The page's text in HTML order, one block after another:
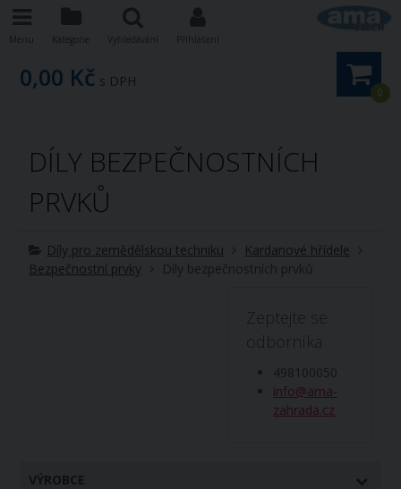
0
0,00 Kč s DPH
DÍLY BEZPEČNOSTNÍCH
PRVKŮ
Díly pro zemědělskou techniku
Kardanové hřídele
Bezpečnostní prvky
Díly bezpečnostních prvků
Zeptejte se
odborníka
498100050
info@ama-
zahrada.cz
VÝROBCE
Menu Kategorie Vyhledávání Přihlášení